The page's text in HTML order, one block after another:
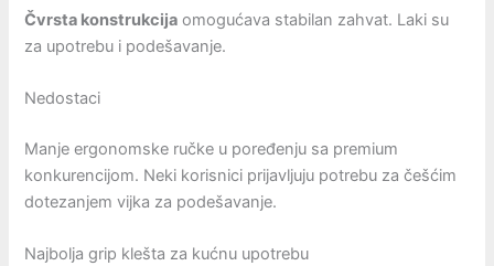
Čvrsta konstrukcija omogućava stabilan zahvat. Laki su
za upotrebu i podešavanje.
Nedostaci
Manje ergonomske ručke u poređenju sa premium
konkurencijom. Neki korisnici prijavljuju potrebu za češćim
dotezanjem vijka za podešavanje.
Najbolja grip klešta za kućnu upotrebu